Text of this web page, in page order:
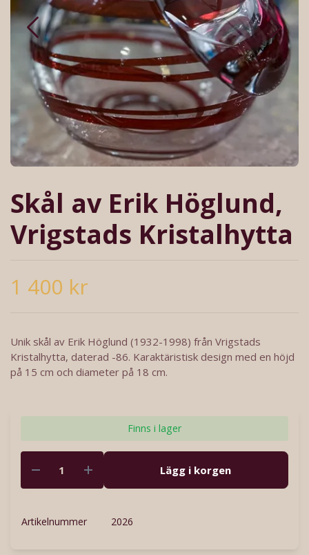
Skål av Erik Höglund,
Vrigstads Kristalhytta
1 400 kr
Unik skål av Erik Höglund (1932-1998) från Vrigstads
Kristalhytta, daterad -86. Karaktäristisk design med en höjd
på 15 cm och diameter på 18 cm.
Finns i lager
Lägg i korgen
Artikelnummer 2026